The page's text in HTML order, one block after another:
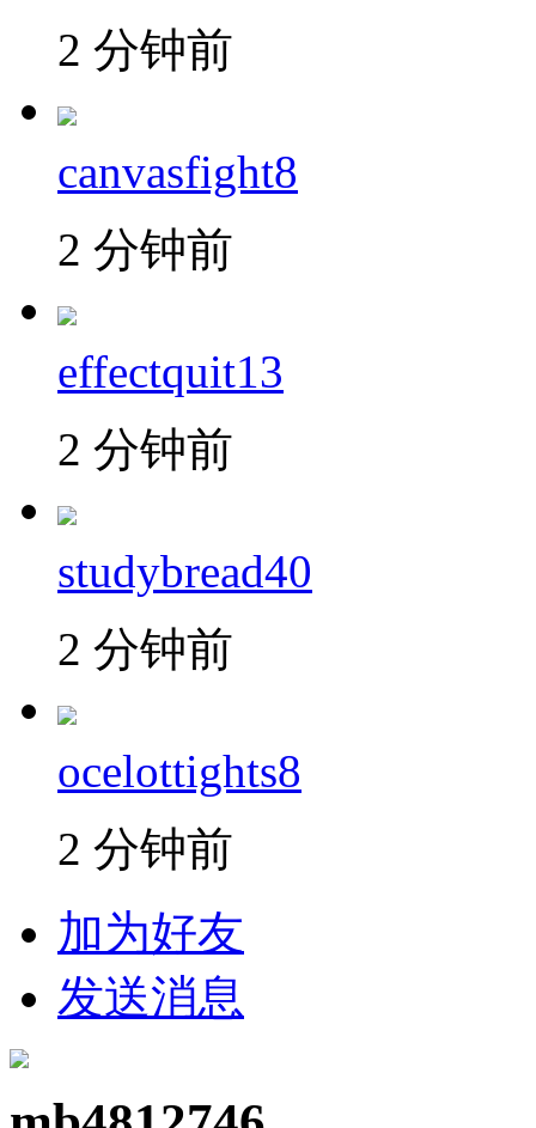
2 分钟前
canvasfight8
2 分钟前
effectquit13
2 分钟前
studybread40
2 分钟前
ocelottights8
2 分钟前
加为好友
发送消息